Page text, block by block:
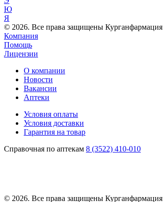
Ю
Я
© 2026. Все права защищены Курганфармация
Компания
Помощь
Лицензии
О компании
Новости
Вакансии
Аптеки
Условия оплаты
Условия доставки
Гарантия на товар
Справочная по аптекам 8 (3522) 410-010
© 2026. Все права защищены Курганфармация